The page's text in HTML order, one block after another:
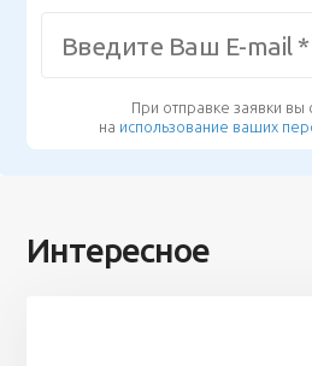
При отправке заявки вы
на использование ваших
Интересное